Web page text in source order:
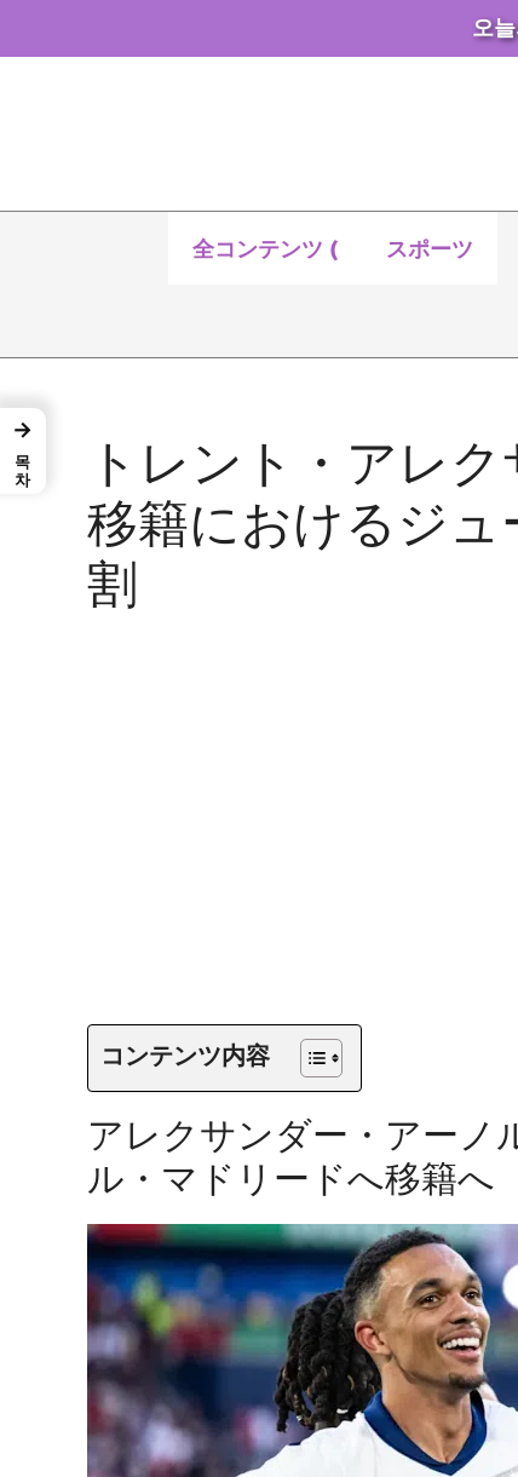
오
全コンテンツ ( スポーツ
トレント・アレ
移籍におけるジ
割
コンテンツ内容
アレクサンダー・アーノ
ル・マドリードへ移籍へ
→
목차